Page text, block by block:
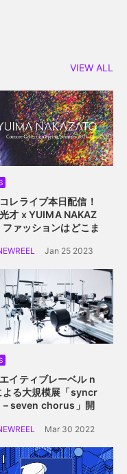
VIEW ALL
レライブ本日配信！
才 x YUIMA NAKAZ
ファッションはどこま
？
Jan 25 2023
イティブレーベル n
る大規模展 「syncr
seven chorus」開
〜 4月10日（日）横
ンガ倉庫にて
Mar 30 2022